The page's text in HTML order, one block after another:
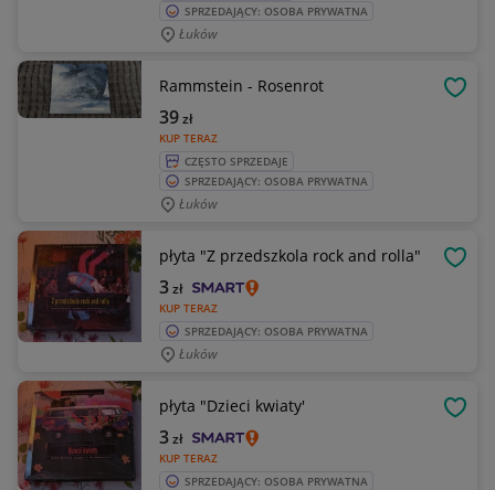
SPRZEDAJĄCY: OSOBA PRYWATNA
Łuków
Rammstein - Rosenrot
KUP TERAZ
39zł
CZĘSTO SPRZEDAJE
SPRZEDAJĄCY: OSOBA PRYWATNA
Łuków
płyta "Z przedszkola rock and rolla"
KUP TERAZ
3zł
SPRZEDAJĄCY: OSOBA PRYWATNA
Łuków
płyta "Dzieci kwiaty'
KUP TERAZ
3zł
SPRZEDAJĄCY: OSOBA PRYWATNA